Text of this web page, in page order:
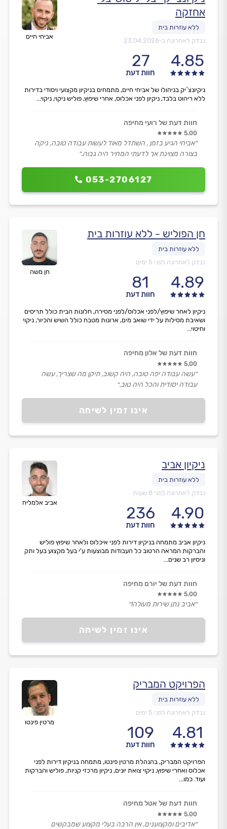
אביחי חיים
אחזקה
נבדק לאחרונה ב-23.04.2026
4.85
27
חוות דעת
053-2706127
ניקיונצ`יק בניהולו של אביחי חיים, מתמחים בניקיון מקצועי ויסודי בדירות
ללא ריהוט בלבד, ניקיון לפני אכלוס, אחרי שיפוץ, פוליש ניקוי, ניקוי...
חוות דעת של רועי מחיפה
5.00
״אביחי הגיע בזמן , השתדל מאוד לעשות עבודה טובה, ניקה
בצורה מצוינת אך לדעתי המחיר היה גבוה.״
חן משה
חן הפוליש - ללא עוזרות בית
נבדק לאחרונה לפני 5 ימים
4.89
81
חוות דעת
אינו זמין לשיחה
ניקיון לאחר שיפוץ/לפני אכלוס/לפני מסירה, חלונות הבית כולל תריסים
ושאיבת מסילות על ידי שואב מים, ארונות מטבח כולל השיש והכיור, ניקוי
וחיטוי...
חוות דעת של אלון מחיפה
5.00
״עשה עבודה יפה טובה, היה קשוב, תיקן מה שצריך, עשה
עבודה יסודית והכל היה טוב.״
אביב אלמליח
ניקיון אביב
נבדק לאחרונה לפני 8 שעות
4.90
236
חוות דעת
אינו זמין לשיחה
ניקיון אביב מתמחה בניקיון דירות לפני איכלוס ולאחר שיפוץ פוליש
והברקות המראה הרטוב כל העבודות מבוצעות ע'י בעל מקצוע בעל ותק
וניסיון רב שנים...
חוות דעת של יורם מחיפה
5.00
״אביב נתן שירות מעולה!״
מרטין פינטו
הפרויקט המבריק
נבדק לאחרונה לפני 5 ימים
4.81
109
חוות דעת
הפרויקט המבריק, בהנהלת מרטין פינטו, מתמחה בניקיון דירות לפני
אכלוס ואחרי שיפוץ, ניקוי צואת יונים, ניקיון מרכזי קניות, פוליש והברקות
ועוד. כמו...
חוות דעת של אטל מחיפה
5.00
״אדיבים ומקצוענים, אין הרבה בעלי מקצוע שמבקשים